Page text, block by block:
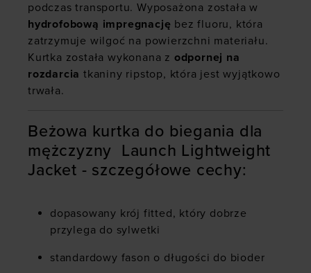
podczas transportu. Wyposażona została w
hydrofobową impregnację bez fluoru, która
zatrzymuje wilgoć na powierzchni materiału.
Kurtka została wykonana z odpornej na
rozdarcia tkaniny ripstop, która jest wyjątkowo
trwała.
Beżowa kurtka do biegania dla
mężczyzny Launch Lightweight
Jacket - szczegółowe cechy:
dopasowany krój fitted, który dobrze
przylega do sylwetki
standardowy fason o długości do bioder